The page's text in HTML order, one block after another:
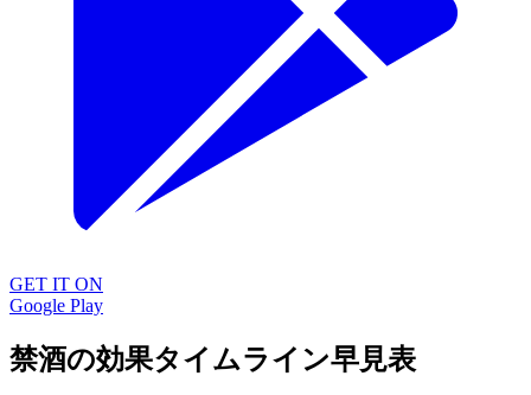
GET IT ON
Google Play
禁酒の効果タイムライン早見表